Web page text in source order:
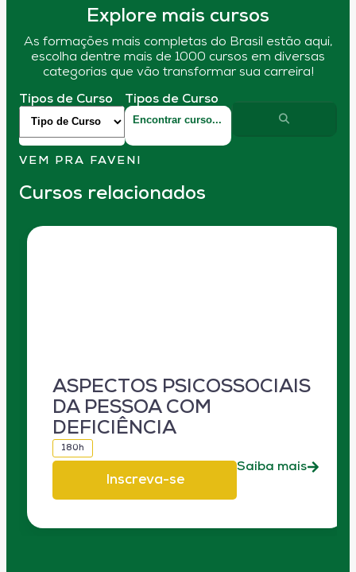
Explore mais cursos
As formações mais completas do Brasil estão aqui,
escolha dentre mais de 1000 cursos em diversas
categorias que vão transformar sua carreira!
Tipos de Curso Tipos de Curso
VEM PRA FAVENI
Cursos relacionados
ASPECTOS PSICOSSOCIAIS
DA PESSOA COM
DEFICIÊNCIA
180h
Inscreva-se
Saiba mais